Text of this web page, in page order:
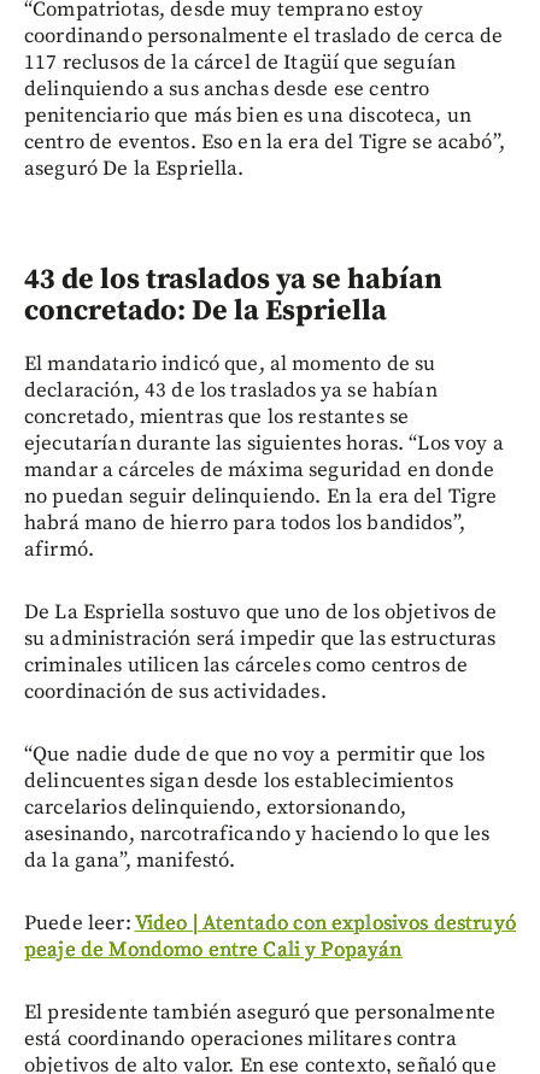
“Compatriotas, desde muy temprano estoy
coordinando personalmente el traslado de cerca de
117 reclusos de la cárcel de Itagüí que seguían
delinquiendo a sus anchas desde ese centro
penitenciario que más bien es una discoteca, un
centro de eventos. Eso en la era del Tigre se acabó”,
aseguró De la Espriella.
43 de los traslados ya se habían
concretado: De la Espriella
El mandatario indicó que, al momento de su
declaración, 43 de los traslados ya se habían
concretado, mientras que los restantes se
ejecutarían durante las siguientes horas. “Los voy a
mandar a cárceles de máxima seguridad en donde
no puedan seguir delinquiendo. En la era del Tigre
habrá mano de hierro para todos los bandidos”,
afirmó.
De La Espriella sostuvo que uno de los objetivos de
su administración será impedir que las estructuras
criminales utilicen las cárceles como centros de
coordinación de sus actividades.
“Que nadie dude de que no voy a permitir que los
delincuentes sigan desde los establecimientos
carcelarios delinquiendo, extorsionando,
asesinando, narcotraficando y haciendo lo que les
da la gana”, manifestó.
Puede leer:Video | Atentado con explosivos destruyó
peaje de Mondomo entre Cali y Popayán
El presidente también aseguró que personalmente
está coordinando operaciones militares contra
objetivos de alto valor. En ese contexto, señaló que